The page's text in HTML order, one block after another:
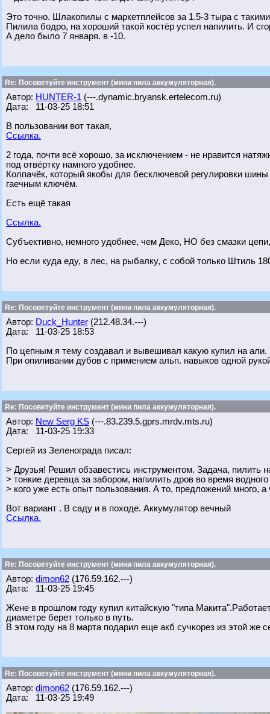
Это точно. Шлакопилы с маркетплейсов за 1.5-3 тыра с
Пилила бодро, на хороший такой костёр успел напилить. И
А дело было 7 января. в -10.
Re: Посоветуйте инструмент (мини пила аккумуляторная).
Автор: HUNTER-1 (---.dynamic.bryansk.ertelecom.ru)
Дата: 11-03-25 18:51
В пользовании вот такая,
Ссылка.
2 года, почти всё хорошо, за исключением - не нравится
под отвёртку намного удобнее.
Колпачёк, который якобы для бесключевой регулировки
гаечным ключём.
Есть ещё такая
Ссылка.
Субъективно, немного удобнее, чем Деко, НО без смазки
Но если куда еду, в лес, на рыбалку, с собой только Штиль
Re: Посоветуйте инструмент (мини пила аккумуляторная).
Автор: Duck_Hunter (212.48.34.---)
Дата: 11-03-25 18:53
По цепным я тему создавал и вывешивал какую купил на
При опиливании дубов с примением альп. навыков одной
Re: Посоветуйте инструмент (мини пила аккумуляторная).
Автор: New Serg KS (---.83.239.5.gprs.mrdv.mts.ru)
Дата: 11-03-25 19:33
Сергей из Зеленограда писал:
> Друзья! Решил обзавестись инструментом. Задача, пилить
> тонкие деревца за забором, напилить дров во время
> кого уже есть опыт пользования. А то, предложений много,
Вот вариант . В саду и в походе. Аккумулятор вечный
Ссылка.
Re: Посоветуйте инструмент (мини пила аккумуляторная).
Автор: dimon62 (176.59.162.---)
Дата: 11-03-25 19:45
Жене в прошлом году купил китайскую "типа
диаметре берет только в путь.
В этом году на 8 марта подарил еще акб сучкорез из этой же
Re: Посоветуйте инструмент (мини пила аккумуляторная).
Автор: dimon62 (176.59.162.---)
Дата: 11-03-25 19:49